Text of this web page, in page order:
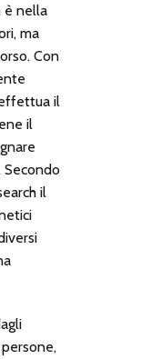
è nella
ma
Con
il
il
Secondo
il